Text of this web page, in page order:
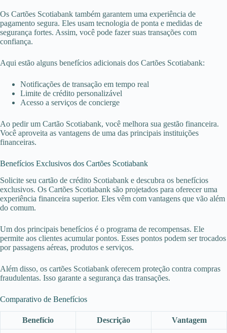
Os Cartões Scotiabank também garantem uma experiência de
pagamento segura. Eles usam tecnologia de ponta e medidas de
segurança fortes. Assim, você pode fazer suas transações com
confiança.
Aqui estão alguns benefícios adicionais dos Cartões Scotiabank:
Notificações de transação em tempo real
Limite de crédito personalizável
Acesso a serviços de concierge
Ao pedir um Cartão Scotiabank, você melhora sua gestão financeira.
Você aproveita as vantagens de uma das principais instituições
financeiras.
Benefícios Exclusivos dos Cartões Scotiabank
Solicite seu cartão de crédito Scotiabank e descubra os benefícios
exclusivos. Os Cartões Scotiabank são projetados para oferecer uma
experiência financeira superior. Eles vêm com vantagens que vão além
do comum.
Um dos principais benefícios é o programa de recompensas. Ele
permite aos clientes acumular pontos. Esses pontos podem ser trocados
por passagens aéreas, produtos e serviços.
Além disso, os cartões Scotiabank oferecem proteção contra compras
fraudulentas. Isso garante a segurança das transações.
Comparativo de Benefícios
Benefício Descrição Vantagem